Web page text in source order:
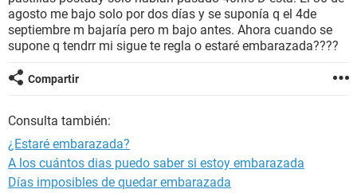
GLOSARIO
agosto me bajo solo por dos días y se suponía q el 4de
septiembre m bajaría pero m bajo antes. Ahora cuando se
supone q tendrr mi sigue te regla o estaré embarazada????
Compartir
Consulta también:
¿Estaré embarazada?
A los cuántos dias puedo saber si estoy embarazada
Días imposibles de quedar embarazada